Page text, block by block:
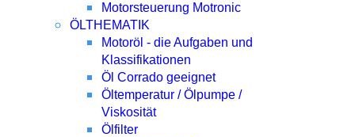
Motorsteuerung Motronic
ÖLTHEMATIK
Motoröl - die Aufgaben und
Klassifikationen
Öl Corrado geeignet
Öltemperatur / Ölpumpe /
Viskosität
Ölfilter